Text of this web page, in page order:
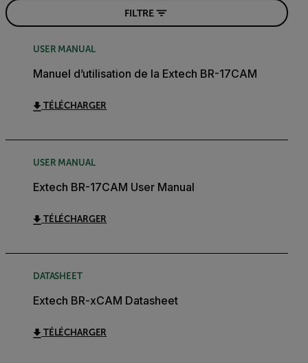
FILTRE
USER MANUAL
Manuel d’utilisation de la Extech BR-17CAM
TÉLÉCHARGER
USER MANUAL
Extech BR-17CAM User Manual
TÉLÉCHARGER
DATASHEET
Extech BR-xCAM Datasheet
TÉLÉCHARGER